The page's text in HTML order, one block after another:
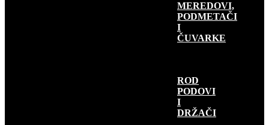
MEREDOVI,
PODMETAČI
I
ČUVARKE
ROD
PODOVI
I
DRŽAČI